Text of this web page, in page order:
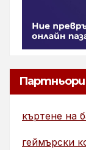
Партньори
къртене на
геймърски